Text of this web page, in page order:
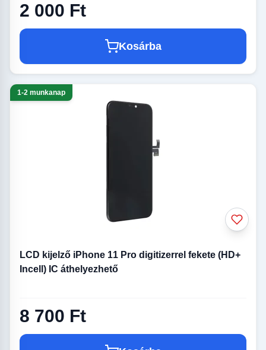
2 000 Ft
Kosárba
1-2 munkanap
LCD kijelző iPhone 11 Pro digitizerrel fekete (HD+
Incell) IC áthelyezhető
8 700 Ft